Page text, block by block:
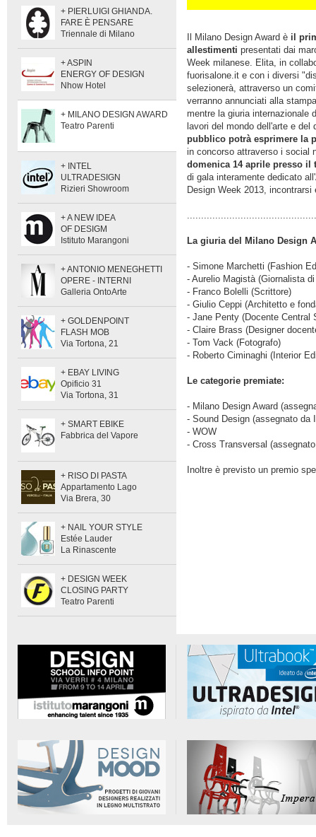
+ PIERLUIGI GHIANDA.
FARE È PENSARE
Triennale di Milano
+ ASPIN
ENERGY OF DESIGN
Nhow Hotel
+ MILANO DESIGN AWARD
Teatro Parenti
+ INTEL
ULTRADESIGN
Rizieri Showroom
+ A NEW IDEA
OF DESIGM
Istituto Marangoni
+ ANTONIO MENEGHETTI
OPERE - INTERNI
Galleria OntoArte
+ GOLDENPOINT
FLASH MOB
Via Tortona, 21
+ EBAY LIVING
Opificio 31
Via Tortona, 31
+ SMART EBIKE
Fabbrica del Vapore
+ RISO DI PASTA
Appartamento Lago
Via Brera, 30
+ NAIL YOUR STYLE
Estée Lauder
La Rinascente
+ DESIGN WEEK
CLOSING PARTY
Teatro Parenti
Il Milano Design Award è il
allestimenti presentati dai
Week milanese. Elita, in
fuorisalone.it e con i diversi
selezionerà, attraverso un
verranno annunciati alla
mentre la giuria internazionale
lavori del mondo dell'arte e
pubblico potrà esprimere la
in concorso attraverso i social
domenica 14 aprile presso il
di gala interamente dedicato
Design Week 2013,
La giuria del Milano Design
- Simone Marchetti (Fashion
- Aurelio Magistà (Giornalista
- Franco Bolelli (Scrittore)
- Giulio Ceppi (Architetto e
- Jane Penty (Docente Central
- Claire Brass (Designer
- Tom Vack (Fotografo)
- Roberto Ciminaghi (Interior
Le categorie premiate:
- Milano Design Award
- Sound Design (assegnato da
- WOW
- Cross Transversal
Inoltre è previsto un premio